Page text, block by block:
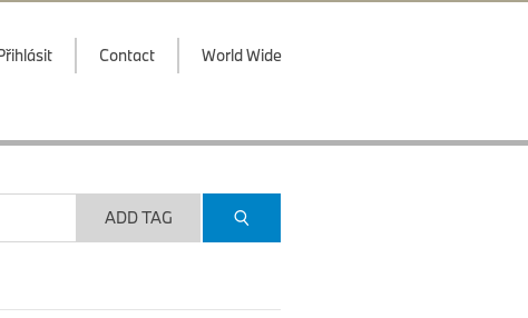
Contact World Wide
ADD TAG